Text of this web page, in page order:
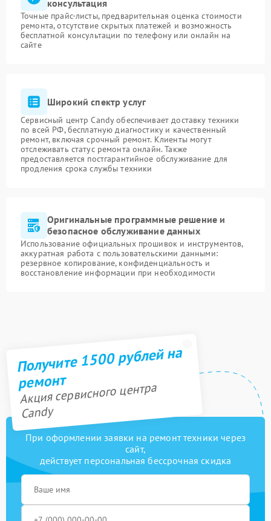
консультация
Точные прайс-листы, предварительная оценка стоимости
ремонта, отсутствие скрытых платежей и возможность
бесплатной консультации по телефону или онлайн на
сайте
Широкий спектр услуг
Сервисный центр Candy обеспечивает доставку техники
по всей РФ, бесплатную диагностику и качественный
ремонт, включая срочный ремонт. Клиенты могут
отслеживать статус ремонта онлайн. Также
предоставляется постгарантийное обслуживание для
продления срока службы техники
Оригинальные программные решение и
безопасное обслуживание данных
Использование официальных прошивок и инструментов,
аккуратная работа с пользовательскими данными:
резервное копирование, конфиденциальность и
восстановление информации при необходимости
Получите 1500 рублей на
ремонт
Акция сервисного центра
Candy
При оформлении заявки на ремонт техники через
сайт,
действует персональная бессрочная скидка